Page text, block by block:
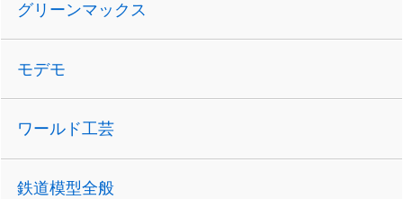
グリーンマックス
モデモ
ワールド工芸
鉄道模型全般